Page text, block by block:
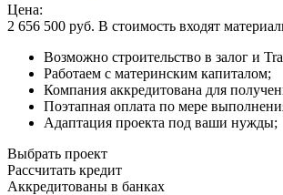
Цена:
2 656 500 руб. В стоимость входят
Возможно строительство в залог и
Работаем с материнским капиталом;
Компания аккредитована для
Поэтапная оплата по мере
Адаптация проекта под ваши нужды;
Выбрать проект
Рассчитать кредит
Аккредитованы в банках